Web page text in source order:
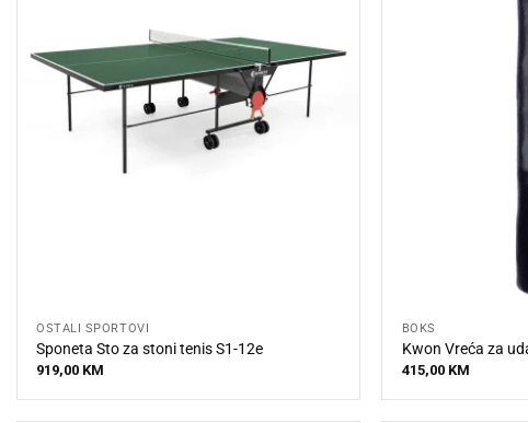
OSTALI SPORTOVI
Sponeta Sto za stoni tenis S1-12e
919,00 KM
BOKS
Kwon Vreća za
415,00 KM